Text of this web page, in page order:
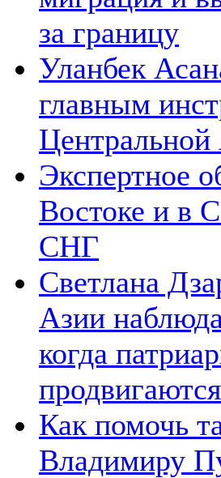
за границу
Уланбек
главным
Экспертное
Востоке и в
СНГ
Светлана
Азии
когда
Как помочь
Владимиру